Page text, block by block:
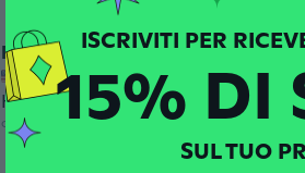
Patricia
Iscrizione dal 2019 · 26 recensioni · 14
Have to wash them
circa 5 anni fa15% DI
SUL TUO